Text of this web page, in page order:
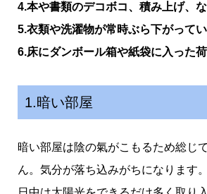
4.本や書類のデコボコ、積み上げ、
5.衣類や洗濯物が常時ぶら下がって
6.床にダンボール箱や紙袋に入った
1.暗い部屋
暗い部屋は陰の氣がこもるため総じ
ん。気分が落ち込みがちになります